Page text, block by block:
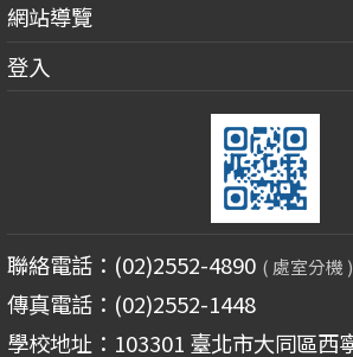
網站導覽
登入
聯絡電話：(02)2552-4890 ( 處室分機 )
傳真電話：(02)2552-1448
學校地址：103301 臺北市大同區西